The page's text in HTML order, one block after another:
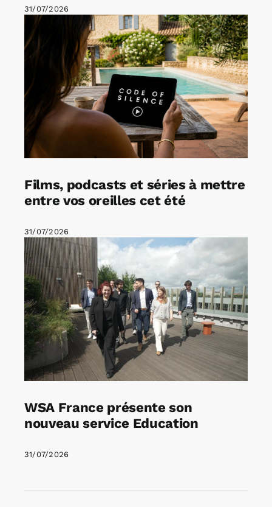
31/07/2026
Films, podcasts et séries à mettre
entre vos oreilles cet été
31/07/2026
WSA France présente son
nouveau service Education
31/07/2026